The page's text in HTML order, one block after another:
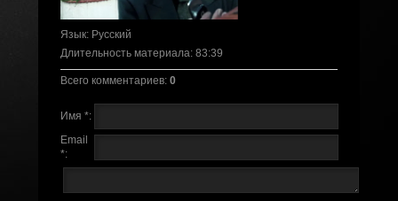
Язык: Русский
Длительность материала: 83:39
Всего комментариев: 0
Имя *:
Email
*: